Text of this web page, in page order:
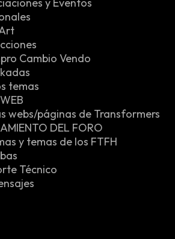
Cambio Vendo
temas
webs/páginas de Transformers
DEL FORO
y temas de los FTFH
Técnico